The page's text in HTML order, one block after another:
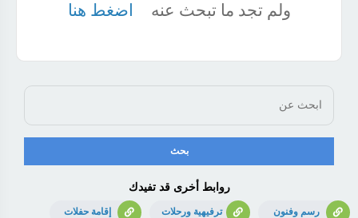
ولم تجد ما تبحث عنه
اضغط هنا
روابط أخرى قد تفيدك
رسم وفنون ترفيهية ورحلات إقامة حفلات